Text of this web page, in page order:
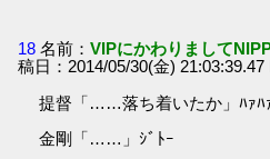
18 名前：VIPにかわりまして
稿日：2014/05/30(金)
提督「……落ち着いたか」ﾊｧﾊ
金剛「……」ｼﾞﾄｰ